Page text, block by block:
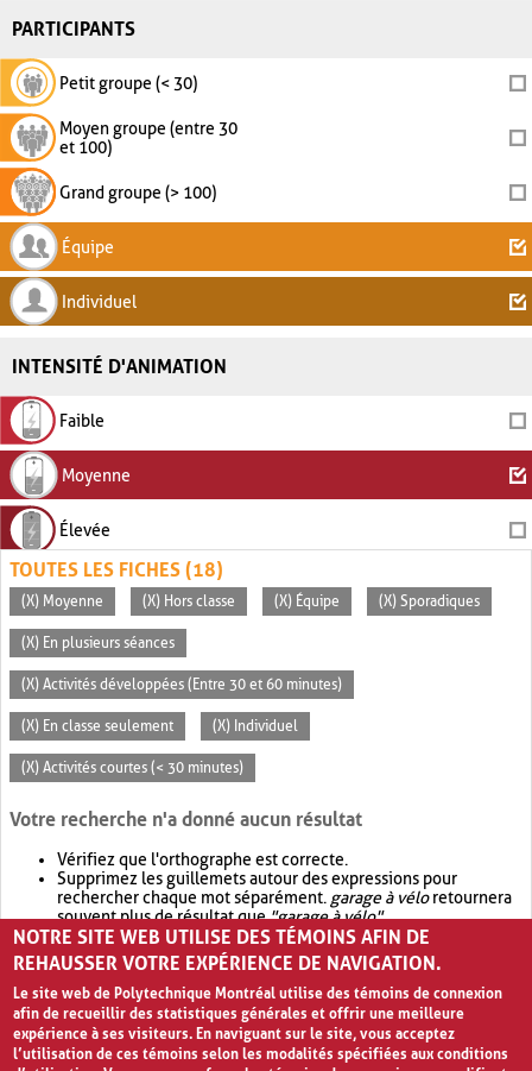
PARTICIPANTS
Petit groupe (< 30)
Moyen groupe (entre 30
et 100)
Grand groupe (> 100)
Équipe
Individuel
INTENSITÉ D'ANIMATION
Faible
Moyenne
Élevée
TOUTES LES FICHES (18)
(X) Moyenne (X) Hors classe (X) Équipe (X) Sporadiques
(X) En plusieurs séances
(X) Activités développées (Entre 30 et 60 minutes)
(X) En classe seulement (X) Individuel
(X) Activités courtes (< 30 minutes)
Votre recherche n'a donné aucun résultat
Vérifiez que l'orthographe est correcte.
Supprimez les guillemets autour des expressions pour
rechercher chaque mot séparément. garage à véloretournera
souvent plus de résultat que"garage à vélo".
Envisagez d'élargir votre recherche avec OR.garage OR vélo
retournera souvent plus de résultat quegarage à vélo
NOTRE SITE WEB UTILISE DES TÉMOINS AFIN DE
REHAUSSER VOTRE EXPÉRIENCE DE NAVIGATION.
Le site web de Polytechnique Montréal utilise des témoins de connexion
afin de recueillir des statistiques générales et offrir une meilleure
expérience à ses visiteurs. En naviguant sur le site, vous acceptez
l’utilisation de ces témoins selon les modalités spécifiées aux conditions